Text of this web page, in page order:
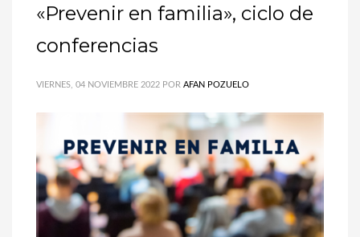
«Prevenir en familia», ciclo de
conferencias
VIERNES, 04 NOVIEMBRE 2022 POR AFAN POZUELO